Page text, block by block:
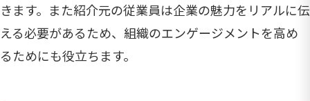
きます。また紹介元の従業員は企業の魅力をリアルに伝
える必要があるため、組織のエンゲージメントを高め
るためにも役立ちます。